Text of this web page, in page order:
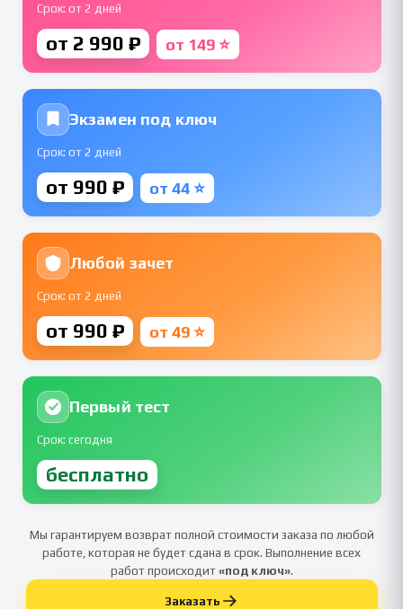
Срок: от 2 дней
от 2 990 ₽ от 149 ⭐
Экзамен под ключ
Срок: от 2 дней
от 990 ₽ от 44 ⭐
Любой зачет
Срок: от 2 дней
от 990 ₽ от 49 ⭐
Первый тест
Срок: сегодня
бесплатно
Мы гарантируем возврат полной стоимости заказа по любой
работе, которая не будет сдана в срок. Выполнение всех
работ происходит«под ключ».
Заказать